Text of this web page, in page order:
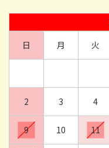
日
月 火
2 3 4
9 10 11